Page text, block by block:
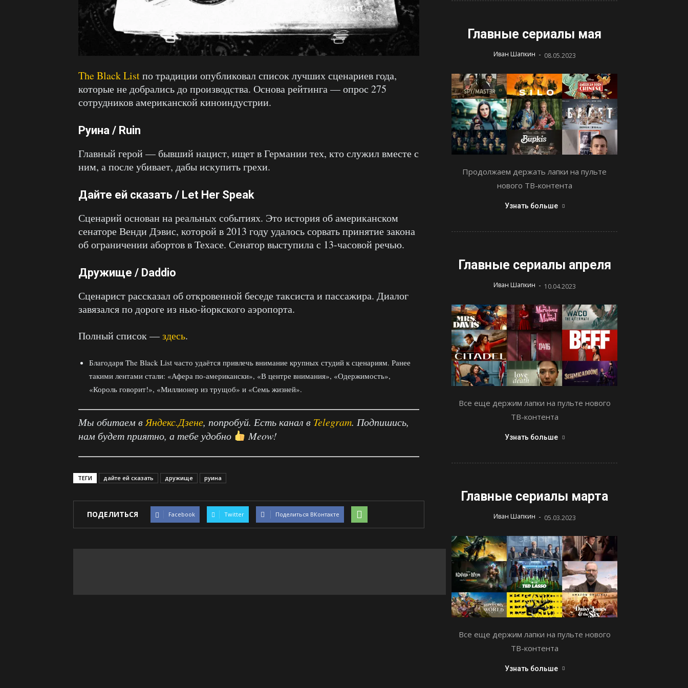
The Black Listпо традиции опубликовал список лучших сценариев года,
которые не добрались до производства. Основа рейтинга — опрос 275
сотрудников американской киноиндустрии.
Руина / Ruin
Главный герой — бывший нацист, ищет в Германии тех, кто служил вместе с
ним, а после убивает, дабы искупить грехи.
Дайте ей сказать / Let Her Speak
Сценарий основан на реальных событиях. Это история об американском
сенаторе Венди Дэвис, которой в 2013 году удалось сорвать принятие закона
об ограничении абортов в Техасе. Сенатор выступила с 13-часовой речью.
Дружище / Daddio
Сценарист рассказал об откровенной беседе таксиста и пассажира. Диалог
завязался по дороге из нью-йоркского аэропорта.
Полный список —здесь.
Благодаря The Black List часто удаётся привлечь внимание крупных студий к сценариям. Ранее
такими лентами стали: «Афера по-американски», «В центре внимания», «Одержимость»,
«Король говорит!», «Миллионер из трущоб» и «Семь жизней».
Мы обитаем в Яндекс.Дзене, попробуй. Есть канал в Telegram. Подпишись,
нам будет приятно, а тебе удобно
Meow!
ТЕГИ дайте ей сказать дружище руина
ПОДЕЛИТЬСЯ Facebook Twitter Поделиться ВКонтакте
Главные сериалы мая
Иван Шапкин - 08.05.2023
Продолжаем держать лапки на пульте
нового ТВ-контента
Узнать больше
Главные сериалы апреля
Иван Шапкин - 10.04.2023
Все еще держим лапки на пульте нового
ТВ-контента
Узнать больше
Главные сериалы марта
Иван Шапкин - 05.03.2023
Все еще держим лапки на пульте нового
ТВ-контента
Узнать больше